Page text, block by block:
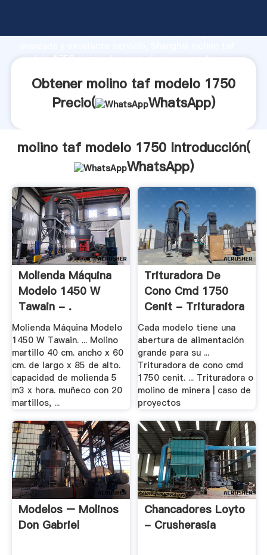
capacidad de producción, fuerza de investigación
modelo 1750 proveedor crea el valor y aporta
Obtener molino taf modelo 1750
Precio(
WhatsApp)
molino taf modelo 1750 Introducción(
WhatsApp)
Molienda Máquina
Modelo 1450 W
Tawain - .
Molienda Máquina Modelo
1450 W Tawain. ... Molino
martillo 40 cm. ancho x 60
cm. de largo x 85 de alto.
capacidad de molienda 5
m3 x hora. muñeco con 20
martillos, ...
Trituradora De
Cono Cmd 1750
Cenit - Trituradora
.
Cada modelo tiene una
abertura de alimentación
grande para su ...
Trituradora de cono cmd
1750 cenit. ... Trituradora o
molino de minera | caso de
proyectos
Modelos – Molinos
Don Gabriel
Chancadores Loyto
- Crusherasia